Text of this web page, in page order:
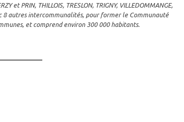
et PRIN, THILLOIS, TRESLON, TRIGNY, VILLEDOMMANGE,
8 autres intercommunalités, pour former le Communauté
et comprend environ 300 000 habitants.